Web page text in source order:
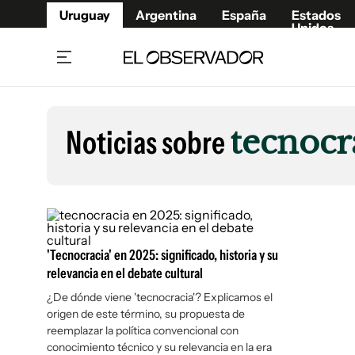
Uruguay Argentina España
Estados
Unidos
Beneficios Member
Café y Negocios
Economía y Empresas
Agro
Brand Studio
Mundo
Cultura y Espectáculos
Noticias sobre
'Tecnocracia' en 2025: significado, historia y su
relevancia en el debate cultural
¿De dónde viene 'tecnocracia'? Explicamos el
origen de este término, su propuesta de
reemplazar la política convencional con
conocimiento técnico y su relevancia en la era